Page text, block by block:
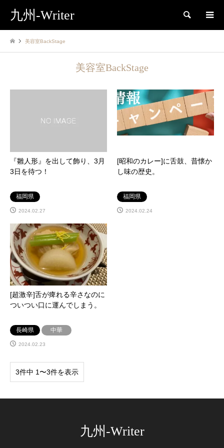
九州-Writer 検索
美容室BackStage
美容室BackStage
『雛人形』を出して飾り、3月
3日を待つ！
福岡県
2024.02.27
[昭和のカレー]に舌鼓、昔懐か
し味の歴史。
福岡県
2024.02.24
[超激辛]舌が痺れる辛さなのに
ついつい口に運んでしまう。
長崎県 中華
2024.02.23
3件中 1〜3件を表示
九州-Writer